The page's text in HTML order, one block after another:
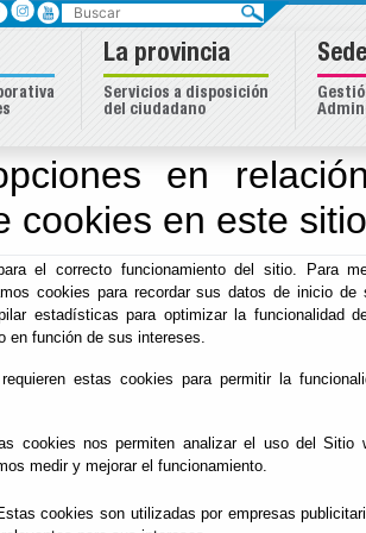
en
cookies en este sitio
el correcto funcionamiento del sitio. Para
cookies para recordar sus datos de inicio de
estadísticas para optimizar la funcionalidad
en función de sus intereses.
estas cookies para permitir la
cookies nos permiten analizar el uso del Sitio
medir y mejorar el funcionamiento.
cookies son utilizadas por empresas
- Recursos humanos
humanos
Humanos
de esta Área, distribuidas conforme
necesidades de carácter instrumental de
el funcionamiento de los servicios de
Buscar
La provincia
Servicios a disposición
del ciudadano